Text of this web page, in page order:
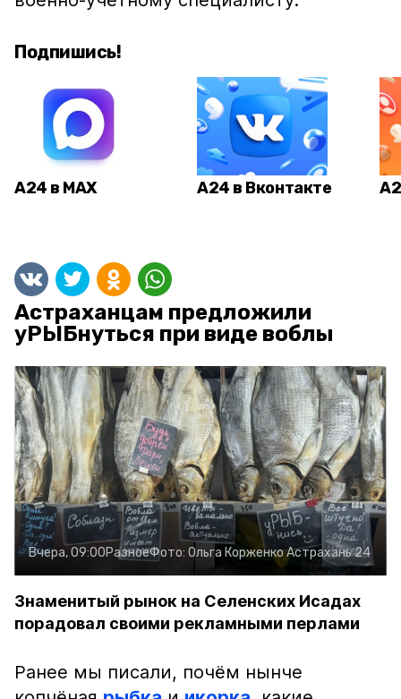
Подпишись!
А24 в MAX А24 в Вконтакте
Астраханцам предложили
уРЫБнуться при виде воблы
Вчера, 09:00РазноеФото: Ольга КорженкоАстрахань 24
Знаменитый рынок на Селенских Исадах
порадовал своими рекламными перлами
Ранее мы писали, почём нынче